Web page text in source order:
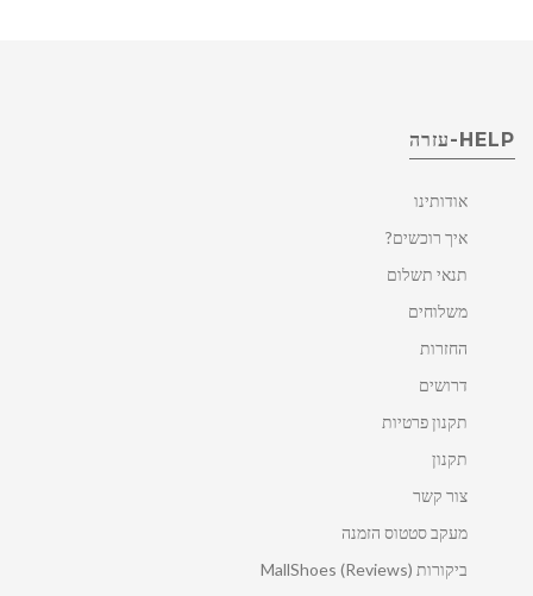
HELP-עזרה
אודותינו
איך רוכשים?
תנאי תשלום
משלוחים
החזרות
דרושים
תקנון פרטיות
תקנון
צור קשר
מעקב סטטוס הזמנה
ביקורות MallShoes (Reviews)